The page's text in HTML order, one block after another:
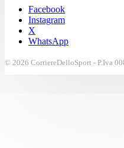
Facebook
Instagram
X
WhatsApp
© 2026 CorriereDelloSport - P.Iva